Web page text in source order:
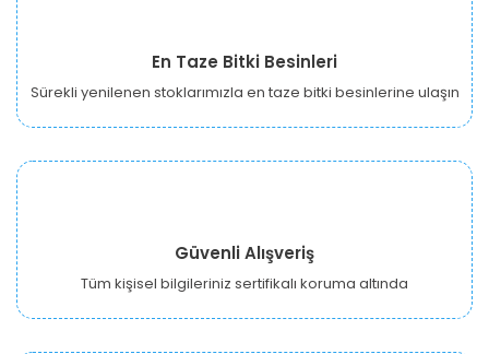
En Taze Bitki Besinleri
Sürekli yenilenen stoklarımızla en taze bitki besinlerine ulaşın
Güvenli Alışveriş
Tüm kişisel bilgileriniz sertifikalı koruma altında